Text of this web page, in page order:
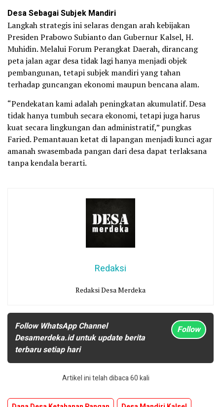
Desa Sebagai Subjek Mandiri
Langkah strategis ini selaras dengan arah kebijakan
Presiden Prabowo Subianto dan Gubernur Kalsel, H.
Muhidin. Melalui Forum Perangkat Daerah, dirancang
peta jalan agar desa tidak lagi hanya menjadi objek
pembangunan, tetapi subjek mandiri yang tahan
terhadap guncangan ekonomi maupun bencana alam.
“Pendekatan kami adalah peningkatan akumulatif. Desa
tidak hanya tumbuh secara ekonomi, tetapi juga harus
kuat secara lingkungan dan administratif,” pungkas
Faried. Pemantauan ketat di lapangan menjadi kunci agar
amanah swasembada pangan dari desa dapat terlaksana
tanpa kendala berarti.
Redaksi
Redaksi Desa Merdeka
Follow WhatsApp Channel
Desamerdeka.id untuk update berita
terbaru setiap hari
Follow
Artikel ini telah dibaca 60 kali